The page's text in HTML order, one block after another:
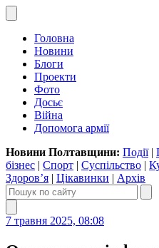
Головна
Новини
Блоги
Проекти
Фото
Досьє
Війна
Допомога армії
Новини Полтавщини: Події|
бізнес | Спорт | Суспільство |
Здоров’я | Цікавинки | Архів
7 травня 2025, 08:08